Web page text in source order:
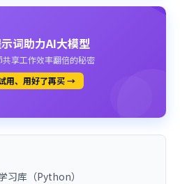
词助力AI大模型
享工作效率翻倍的秘密
用、用好了再买 →
习库（Python）